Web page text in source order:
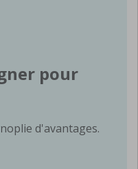
pour
d'avantages.